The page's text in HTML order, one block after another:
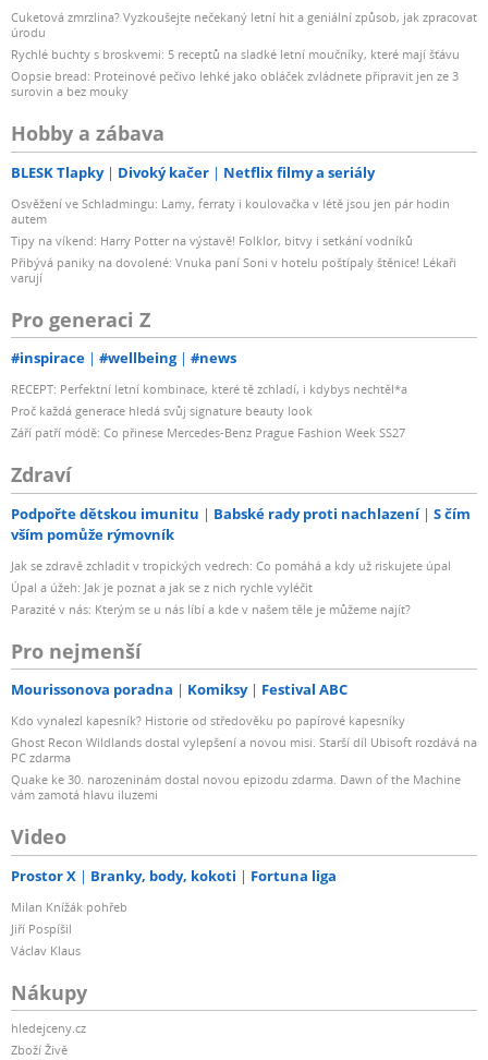
Cuketová zmrzlina? Vyzkoušejte nečekaný letní hit a geniální způsob, jak zpracovat
úrodu
Rychlé buchty s broskvemi: 5 receptů na sladké letní moučníky, které mají šťávu
Oopsie bread: Proteinové pečivo lehké jako obláček zvládnete připravit jen ze 3
surovin a bez mouky
Hobby a zábava
BLESK Tlapky Divoký kačer Netflix filmy a seriály
Osvěžení ve Schladmingu: Lamy, ferraty i koulovačka v létě jsou jen pár hodin
autem
Tipy na víkend: Harry Potter na výstavě! Folklor, bitvy i setkání vodníků
Přibývá paniky na dovolené: Vnuka paní Soni v hotelu poštípaly štěnice! Lékaři
varují
Pro generaci Z
#inspirace #wellbeing #news
RECEPT: Perfektní letní kombinace, které tě zchladí, i kdybys nechtěl*a
Proč každá generace hledá svůj signature beauty look
Září patří módě: Co přinese Mercedes-Benz Prague Fashion Week SS27
Zdraví
Podpořte dětskou imunitu Babské rady proti nachlazení
S čím
vším pomůže rýmovník
Jak se zdravě zchladit v tropických vedrech: Co pomáhá a kdy už riskujete úpal
Úpal a úžeh: Jak je poznat a jak se z nich rychle vyléčit
Parazité v nás: Kterým se u nás líbí a kde v našem těle je můžeme najít?
Pro nejmenší
Mourissonova poradna Komiksy Festival ABC
Kdo vynalezl kapesník? Historie od středověku po papírové kapesníky
Ghost Recon Wildlands dostal vylepšení a novou misi. Starší díl Ubisoft rozdává na
PC zdarma
Quake ke 30. narozeninám dostal novou epizodu zdarma. Dawn of the Machine
vám zamotá hlavu iluzemi
Video
Prostor X Branky, body, kokoti Fortuna liga
Milan Knížák pohřeb
Jiří Pospíšil
Václav Klaus
Nákupy
hledejceny.cz
Zboží Živě